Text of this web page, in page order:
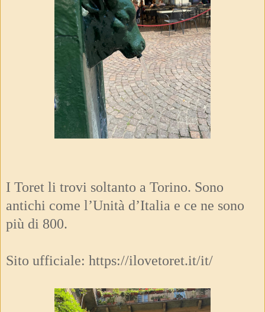
I Toret li trovi soltanto a Torino. Sono
antichi come l’Unità d’Italia e ce ne sono
più di 800.
Sito ufficiale: https://ilovetoret.it/it/